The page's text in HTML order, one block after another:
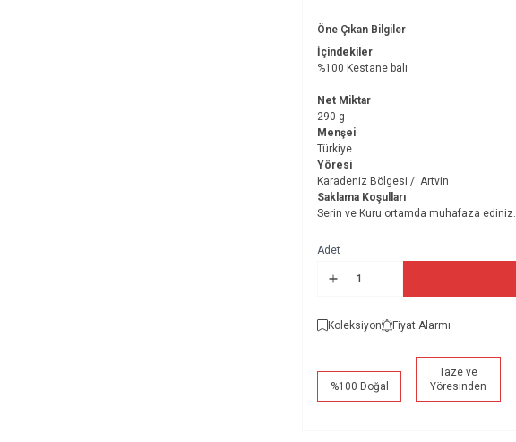
Öne Çıkan Bilgiler
İçindekiler
%100 Kestane balı
Net Miktar
290 g
Menşei
Türkiye
Yöresi
Karadeniz Bölgesi / Artvin
Saklama Koşulları
Serin ve Kuru ortamda muhafaza ediniz.
Adet
Koleksiyon Fiyat Alarmı
%100 Doğal
Taze ve
Yöresinden